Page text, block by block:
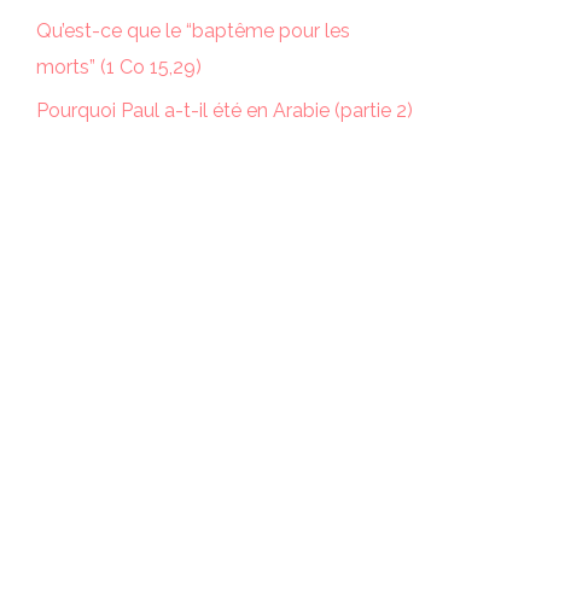
Qu’est-ce que le “baptême pour les
morts” (1 Co 15,29)
Pourquoi Paul a-t-il été en Arabie (partie 2)